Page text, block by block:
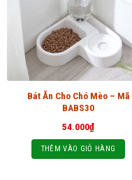
Bát Ăn Cho Chó Mèo – Mã
BABS30
54.000₫
THÊM VÀO GIỎ HÀNG